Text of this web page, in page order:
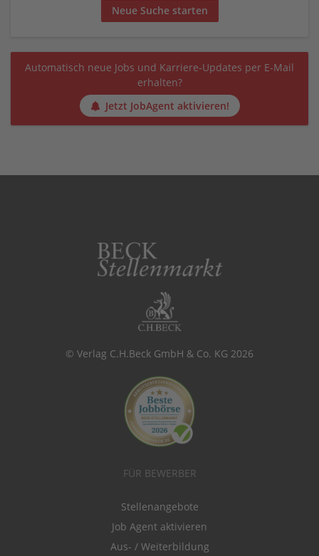
Neue Suche starten
Automatisch neue Jobs und Karriere-Updates per E-Mail
erhalten?
Jetzt JobAgent aktivieren!
© Verlag C.H.Beck GmbH & Co. KG 2026
FÜR BEWERBER
Stellenangebote
Job Agent aktivieren
Aus- / Weiterbildung